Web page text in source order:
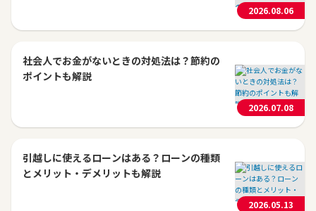
2026.08.06
社会人でお金がないときの対処法は？節約の
ポイントも解説
2026.07.08
引越しに使えるローンはある？ローンの種類
とメリット・デメリットも解説
2026.05.13